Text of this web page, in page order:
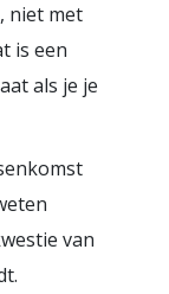
niet met
is een
als je je
van